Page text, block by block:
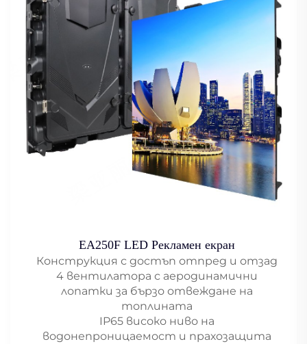
EA250F LED Рекламен екран
Конструкция с достъп отпред и отзад
4 вентилатора с аеродинамични
лопатки за бързо отвеждане на
топлината
IP65 високо ниво на
водонепроницаемост и прахозащита